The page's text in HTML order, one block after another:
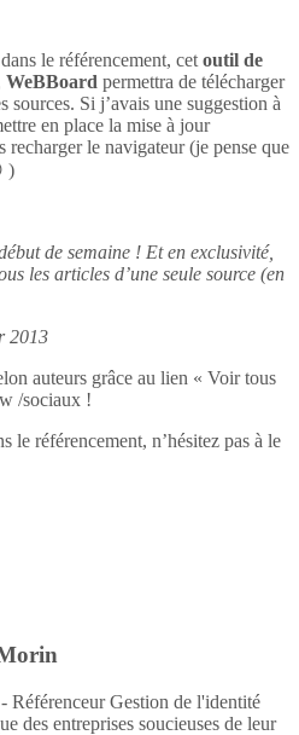
le référencement, cet outil de
WeBBoard permettra de télécharger
Si j’avais une suggestion à
en place la mise à jour
recharger le navigateur (je pense que
)
de semaine ! Et en exclusivité,
les articles d’une seule source (en
2013
auteurs grâce au lien « Voir tous
/sociaux !
le référencement, n’hésitez pas à le
Référenceur Gestion de l'identité
des entreprises soucieuses de leur